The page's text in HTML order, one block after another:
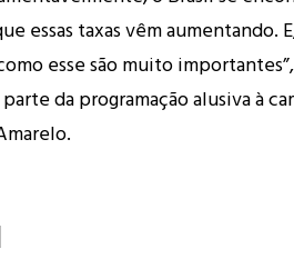
essas taxas vêm aumentando.
esse são muito
da programação alusiva à